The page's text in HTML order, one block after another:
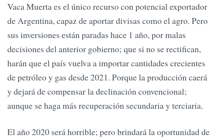
Vaca Muerta es el único recurso con potencial exportador
de Argentina, capaz de aportar divisas como el agro. Pero
sus inversiones están paradas hace 1 año, por malas
decisiones del anterior gobierno; que si no se rectifican,
harán que el país vuelva a importar cantidades crecientes
de petróleo y gas desde 2021. Porque la producción caerá
y dejará de compensar la declinación convencional;
aunque se haga más recuperación secundaria y terciaria.
El año 2020 será horrible; pero brindará la oportunidad de